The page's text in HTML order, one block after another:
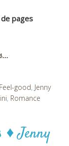
pages
Feel-good, Jenny
, Romance
♦ Jenny